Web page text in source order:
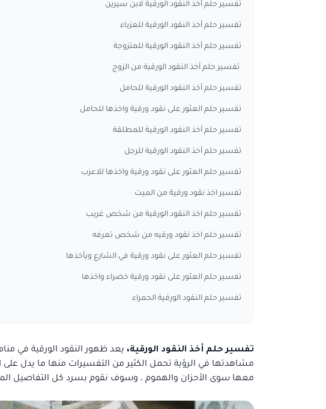
تفسير حلم أخذ النقود الورقية لابن سيرين
تفسير حلم أخذ النقود الورقية للعزباء
تفسير حلم أخذ النقود الورقية للمتزوجة
تفسير حلم أخذ النقود الورقية من الزوج
تفسير حلم أخذ النقود الورقية للحامل
تفسير حلم العثور على نقود ورقية واخذها للحامل
تفسير حلم أخذ النقود الورقية للمطلقة
تفسير حلم أخذ النقود الورقية للرجل
تفسير حلم العثور على نقود ورقية واخذها للاعزب
تفسير اخذ نقود ورقية من الميت
تفسير حلم اخذ النقود الورقية من شخص غريب
تفسير حلم اخذ نقود ورقيه من شخص تعرفه
تفسير حلم العثور على نقود ورقية في الشارع ويأخذها
تفسير حلم العثور على نقود ورقية خضراء واخذها
تفسير حلم النقود الورقية الحمراء
تفسير حلم أخذ النقود الورقية، يعد ظهور النقود الورقية في
مشاهدتها في الرؤية تحمل الكثير من التفسيرات منها ما يدل على
معها سوى الأحزان والهموم ، وسوف نقوم بسرد كل التفاصيل